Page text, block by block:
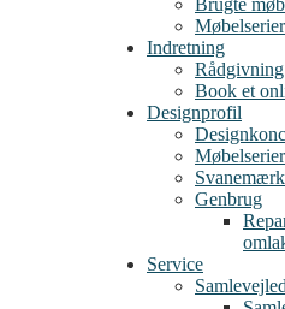
Brugte
Møbelserier
Indretning
Rådgivning
Book et
Designprofil
Møbelserier
Genbrug
Service